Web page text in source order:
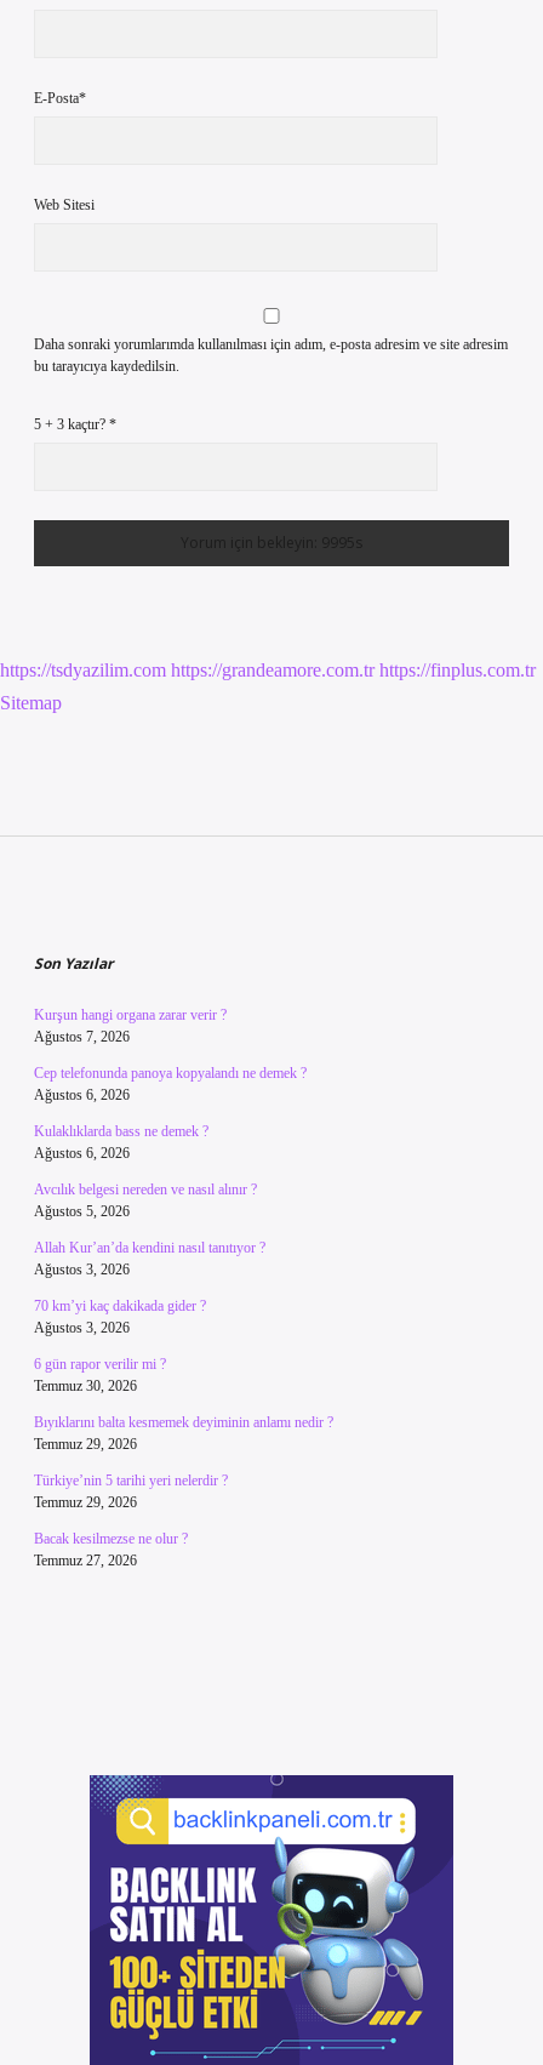
E-Posta*
Web Sitesi
Daha sonraki yorumlarımda kullanılması için adım, e-posta adresim ve site adresim
bu tarayıcıya kaydedilsin.
5 + 3 kaçtır? *
https://tsdyazilim.com https://grandeamore.com.tr https://finplus.com.tr
Sitemap
Son Yazılar
Kurşun hangi organa zarar verir ?
Ağustos 7, 2026
Cep telefonunda panoya kopyalandı ne demek ?
Ağustos 6, 2026
Kulaklıklarda bass ne demek ?
Ağustos 6, 2026
Avcılık belgesi nereden ve nasıl alınır ?
Ağustos 5, 2026
Allah Kur’an’da kendini nasıl tanıtıyor ?
Ağustos 3, 2026
70 km’yi kaç dakikada gider ?
Ağustos 3, 2026
6 gün rapor verilir mi ?
Temmuz 30, 2026
Bıyıklarını balta kesmemek deyiminin anlamı nedir ?
Temmuz 29, 2026
Türkiye’nin 5 tarihi yeri nelerdir ?
Temmuz 29, 2026
Bacak kesilmezse ne olur ?
Temmuz 27, 2026